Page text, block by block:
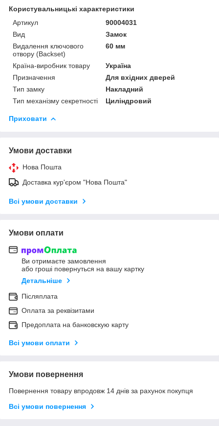
Користувальницькі характеристики
Артикул
90004031
Вид
Замок
Видалення ключового
отвору (Backset)
60 мм
Країна-виробник товару
Україна
Призначення
Для вхідних дверей
Тип замку
Накладний
Тип механізму секретності
Циліндровий
Приховати
Умови доставки
Нова Пошта
Доставка кур'єром "Нова Пошта"
Всі умови доставки
Умови оплати
Ви отримаєте замовлення
або гроші повернуться на вашу картку
Детальніше
Післяплата
Оплата за реквізитами
Предоплата на банковскую карту
Всі умови оплати
Умови повернення
Повернення товару впродовж 14 днів за рахунок покупця
Всі умови повернення